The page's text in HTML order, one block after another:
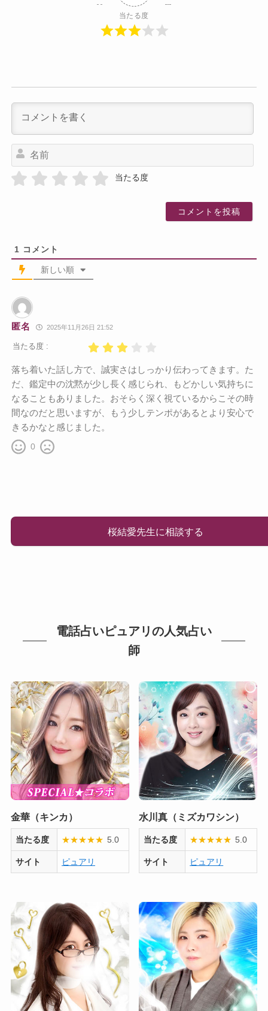
当たる度
当たる度
1 コメント
新しい順
匿名 2025年11月26日 21:52
当たる度 :
落ち着いた話し方で、誠実さはしっかり伝わってきます。た
だ、鑑定中の沈黙が少し長く感じられ、もどかしい気持ちに
なることもありました。おそらく深く視ているからこその時
間なのだと思いますが、もう少しテンポがあるとより安心で
きるかなと感じました。
0
桜結愛先生に相談する
電話占いピュアリの人気占い
師
金華（キンカ）
当たる度 ★★★★★ 5.0
サイト ピュアリ
水川真（ミズカワシン）
当たる度 ★★★★★ 5.0
サイト ピュアリ